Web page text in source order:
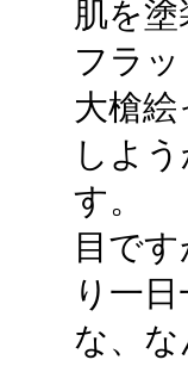
肌を
フラ
大槍
しよ
す。
目で
り一
な、